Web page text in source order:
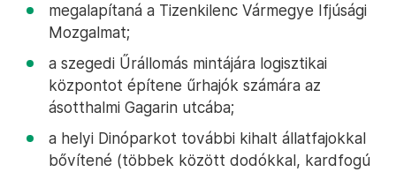
megalapítaná a Tizenkilenc Vármegye Ifjúsági
Mozgalmat;
a szegedi Űrállomás mintájára logisztikai
központot építene űrhajók számára az
ásotthalmi Gagarin utcába;
a helyi Dinóparkot további kihalt állatfajokkal
bővítené (többek között dodókkal, kardfogú